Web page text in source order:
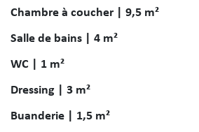
Chambre à coucher | 9,5 m²
Salle de bains | 4 m²
WC | 1 m²
Dressing | 3 m²
Buanderie | 1,5 m²